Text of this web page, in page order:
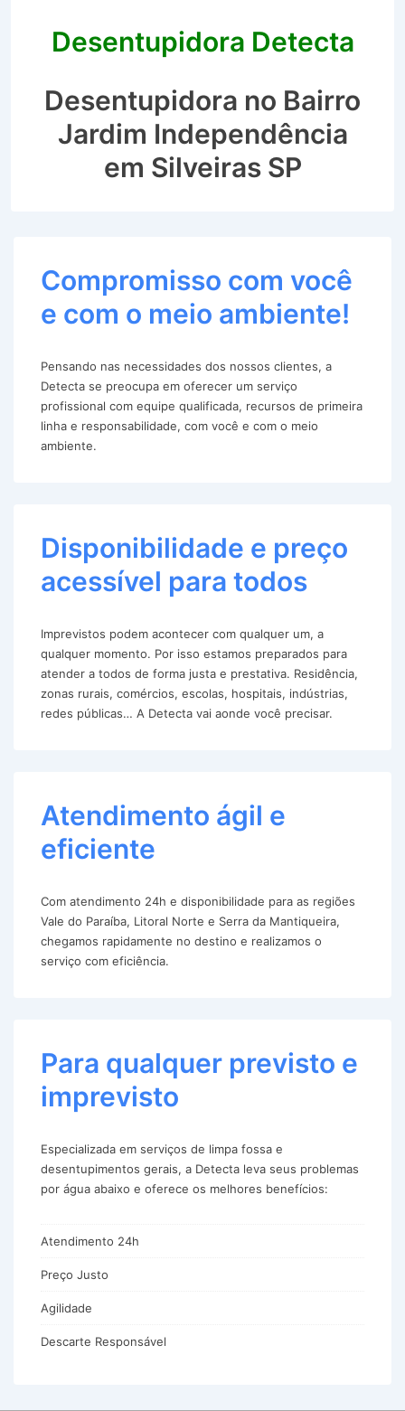
Desentupidora Detecta
Desentupidora no Bairro
Jardim Independência
em Silveiras SP
Compromisso com você
e com o meio ambiente!
Pensando nas necessidades dos nossos clientes, a
Detecta se preocupa em oferecer um serviço
profissional com equipe qualificada, recursos de primeira
linha e responsabilidade, com você e com o meio
ambiente.
Disponibilidade e preço
acessível para todos
Imprevistos podem acontecer com qualquer um, a
qualquer momento. Por isso estamos preparados para
atender a todos de forma justa e prestativa. Residência,
zonas rurais, comércios, escolas, hospitais, indústrias,
redes públicas… A Detecta vai aonde você precisar.
Atendimento ágil e
eficiente
Com atendimento 24h e disponibilidade para as regiões
Vale do Paraíba, Litoral Norte e Serra da Mantiqueira,
chegamos rapidamente no destino e realizamos o
serviço com eficiência.
Para qualquer previsto e
imprevisto
Especializada em serviços de limpa fossa e
desentupimentos gerais, a Detecta leva seus problemas
por água abaixo e oferece os melhores benefícios:
Atendimento 24h
Preço Justo
Agilidade
Descarte Responsável